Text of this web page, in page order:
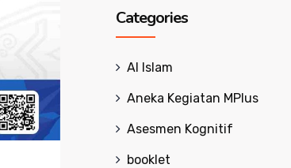
Categories
Al Islam
Aneka Kegiatan MPlus
Asesmen Kognitif
booklet